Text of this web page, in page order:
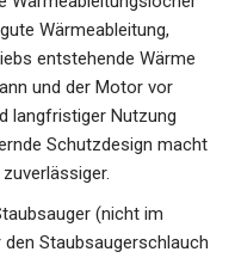
Wärmeableitung,
entstehende Wärme
und der Motor vor
langfristiger Nutzung
Schutzdesign macht
(nicht im
Staubsaugerschlauch